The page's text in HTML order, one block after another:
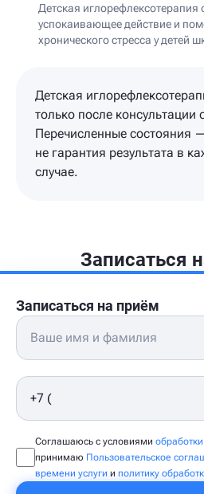
Детская иглорефлексотерапия
успокаивающее действие и
хронического стресса у детей
Детская
только после консультации
Перечисленные состояния
не гарантия результата в
случае.
Записаться
Записаться на приём
Соглашаюсь с условиями
принимаю Пользовательское
времени услуги и политику